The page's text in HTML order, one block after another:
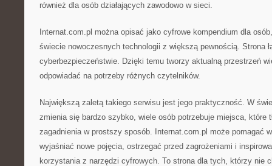
również dla osób działających zawodowo w sieci.
Internat.com.pl można opisać jako cyfrowe kompendium dla
świecie nowoczesnych technologii z większą pewnością. Strona
cyberbezpieczeństwie. Dzięki temu tworzy aktualną przestrzeń
odpowiadać na potrzeby różnych czytelników.
Największą zaletą takiego serwisu jest jego praktyczność. W
zmienia się bardzo szybko, wiele osób potrzebuje miejsca, które
zagadnienia w prostszy sposób. Internat.com.pl może pomagać
wyjaśniać nowe pojęcia, ostrzegać przed zagrożeniami i
korzystania z narzędzi cyfrowych. To strona dla tych, którzy nie